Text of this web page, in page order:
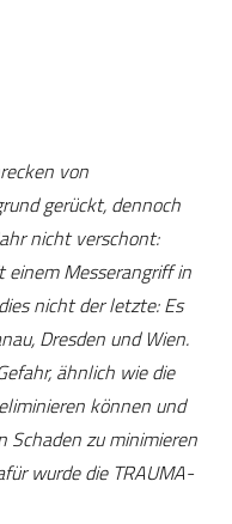
von
gerückt, dennoch
nicht verschont:
Messerangriff in
nicht der letzte: Es
Dresden und Wien.
ähnlich wie die
können und
Schaden zu minimieren
wurde die TRAUMA-